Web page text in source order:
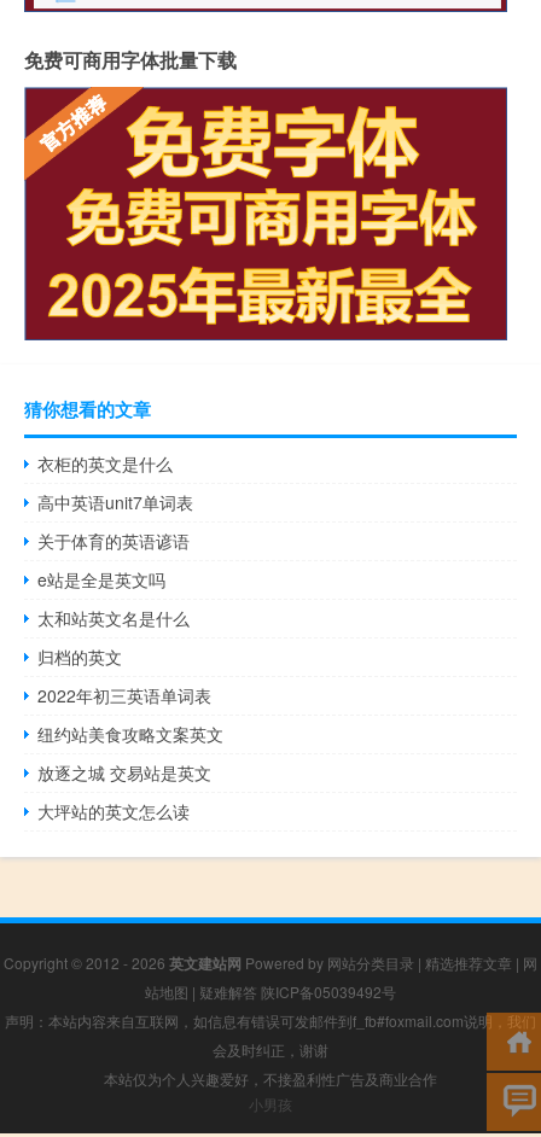
免费可商用字体批量下载
猜你想看的文章
衣柜的英文是什么
高中英语unit7单词表
关于体育的英语谚语
e站是全是英文吗
太和站英文名是什么
归档的英文
2022年初三英语单词表
纽约站美食攻略文案英文
放逐之城 交易站是英文
大坪站的英文怎么读
Copyright © 2012 - 2026 英文建站网 Powered by 网站分类目录 | 精选推荐文章 | 网
站地图 | 疑难解答 陕ICP备05039492号
声明：本站内容来自互联网，如信息有错误可发邮件到f_fb#foxmail.com说明，我们
会及时纠正，谢谢
本站仅为个人兴趣爱好，不接盈利性广告及商业合作
小男孩